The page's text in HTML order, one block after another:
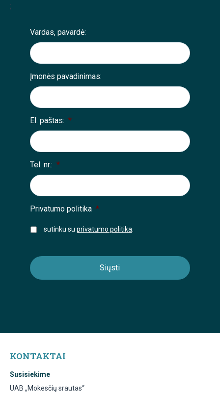
;
Vardas, pavardė:
Įmonės pavadinimas:
El. paštas: *
Tel. nr.: *
Privatumo politika *
sutinku su privatumo politika
KONTAKTAI
Susisiekime
UAB „Mokesčių srautas“